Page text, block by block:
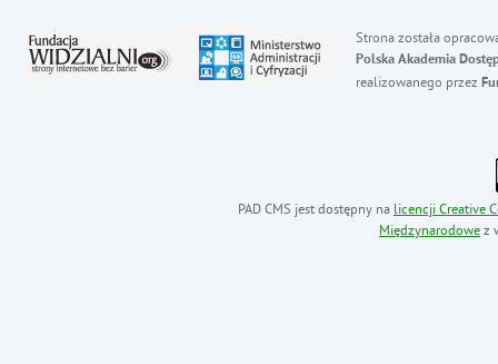
Strona została
Polska Akademia
realizowanego przez
PAD CMS jest dostępny na licencji Creative
Międzynarodowe z